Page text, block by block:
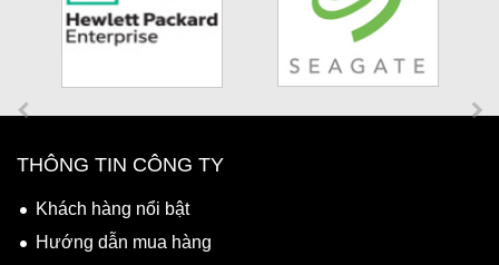
THÔNG TIN CÔNG TY
Khách hàng nổi bật
Hướng dẫn mua hàng